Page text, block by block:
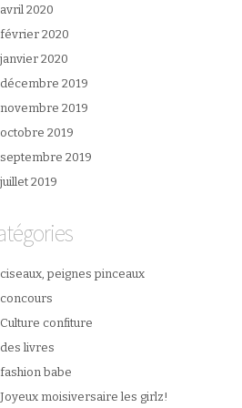
avril 2020
février 2020
janvier 2020
décembre 2019
novembre 2019
octobre 2019
septembre 2019
juillet 2019
ciseaux, peignes pinceaux
concours
Culture confiture
des livres
fashion babe
Joyeux moisiversaire les girlz!